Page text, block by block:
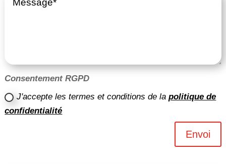
Consentement RGPD
J'accepte les termes et conditions de lapolitique de
confidentialité
Envoi